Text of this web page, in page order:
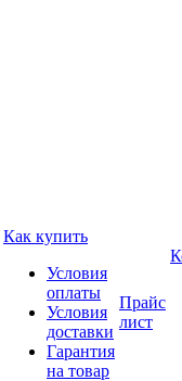
Как купить
Условия
оплаты
Условия
доставки
Гарантия
на товар
Прайс
лист